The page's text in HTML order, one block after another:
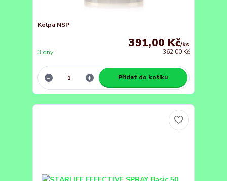
Kelpa NSP
362,00 Kč
391,00 Kč/ks
3 dny
Přidat do košíku